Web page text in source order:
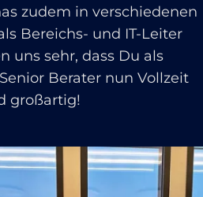
zudem in verschiedenen
Bereichs- und IT-Leiter
uns sehr, dass Du als
Berater nun Vollzeit
großartig!